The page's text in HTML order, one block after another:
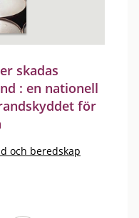
skadas
: en nationell
för
och beredskap